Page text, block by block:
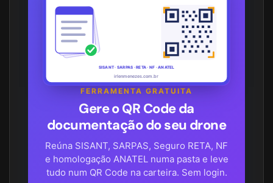
SISANT · SARPAS · RETA · NF · ANATEL
irlenmenezes.com.br
FERRAMENTA GRATUITA
Gere o QR Code da
documentação do seu drone
Reúna SISANT, SARPAS, Seguro RETA, NF
e homologação ANATEL numa pasta e leve
tudo num QR Code na carteira. Sem login.